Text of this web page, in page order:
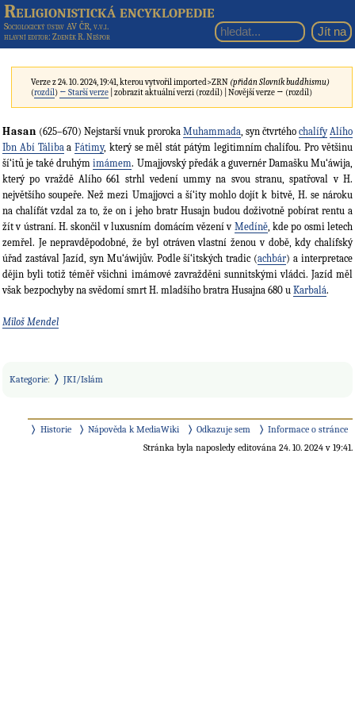
Religionistická encyklopedie
Sociologický ústav AV ČR, v.v.i.
hlavní editor: Zdeněk R. Nešpor
Verze z 24. 10. 2024, 19:41, kterou vytvořilimported>ZRN (přidán Slovník buddhismu)
(rozdíl) ← Starší verze | zobrazit aktuální verzi (rozdíl) | Novější verze → (rozdíl)
Hasan (625–670) Nejstarší vnuk proroka Muhammada, syn čtvrtého chalífy Alího
Ibn Abí TálibaaFátimy, který se měl stát pátým legitimním chalífou. Pro většinu
ší‘itů je také druhýmimámem. Umajjovský předák a guvernér Damašku Mu‘áwija,
který po vraždě Alího 661 strhl vedení ummy na svou stranu, spatřoval v H.
největšího soupeře. Než mezi Umajjovci a ší‘ity mohlo dojít k bitvě, H. se nároku
na chalífát vzdal za to, že on i jeho bratr Husajn budou doživotně pobírat rentu a
žít v ústraní. H. skončil v luxusním domácím vězení v Medíně, kde po osmi letech
zemřel. Je nepravděpodobné, že byl otráven vlastní ženou v době, kdy chalífský
úřad zastával Jazíd, syn Mu‘áwijův. Podle ší‘itských tradic (achbár) a interpretace
dějin byli totiž téměř všichni imámové zavražděni sunnitskými vládci. Jazíd měl
však bezpochyby na svědomí smrt H. mladšího bratra Husajna 680 u Karbalá.
Miloš Mendel
Kategorie: JKI/Islám
Historie Nápověda k MediaWiki Odkazuje sem
Informace o stránce
Stránka byla naposledy editována 24. 10. 2024 v 19:41.